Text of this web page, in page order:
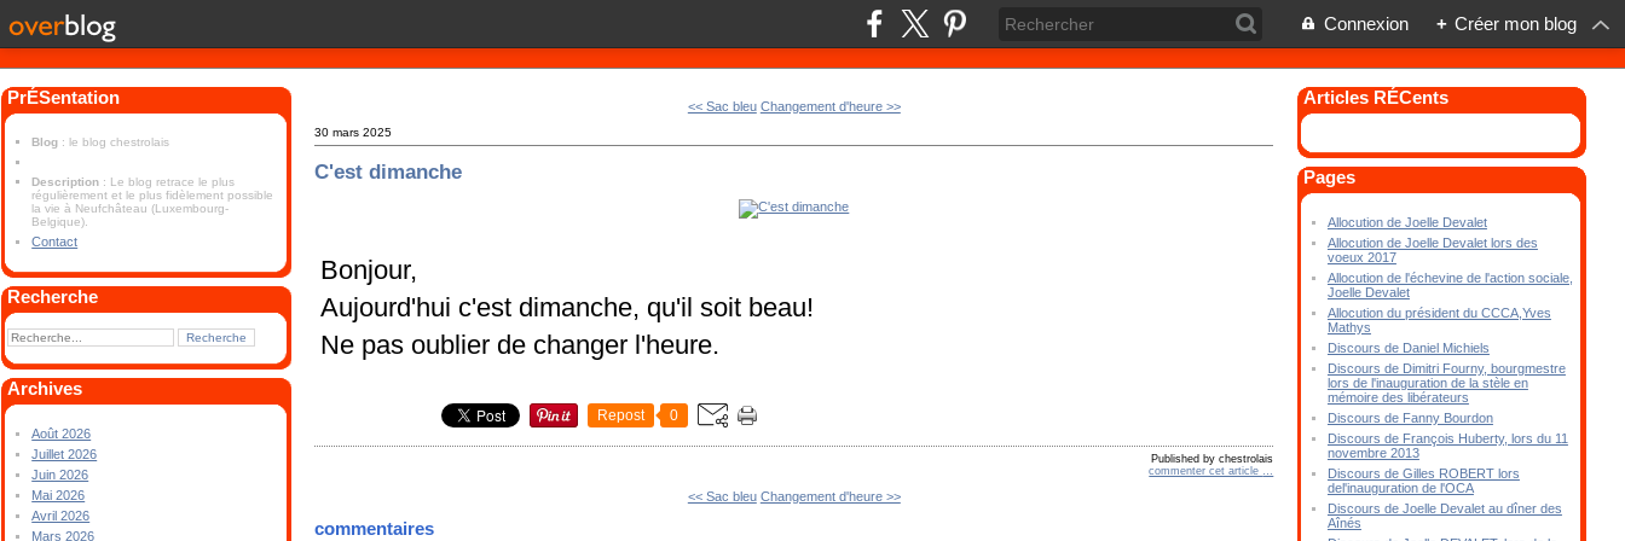
Connexion + Créer mon blog
PrÉSentation
Blog : le blog chestrolais
Description : Le blog retrace le plus
régulièrement et le plus fidèlement possible
la vie à Neufchâteau (Luxembourg-
Belgique).
Contact
Recherche
Archives
Août 2026
Juillet 2026
Juin 2026
Mai 2026
Avril 2026
Mars 2026
<< Sac bleu Changement d'heure >>
30 mars 2025
C'est dimanche
Bonjour,
Aujourd'hui c'est dimanche, qu'il soit beau!
Ne pas oublier de changer l'heure.
Repost 0
Published by chestrolais
commenter cet article
<< Sac bleu Changement d'heure >>
commentaires
Articles RÉCents
Pages
Allocution de Joelle Devalet
Allocution de Joelle Devalet lors des
voeux 2017
Allocution de l'échevine de l'action sociale,
Joelle Devalet
Allocution du président du CCCA,Yves
Mathys
Discours de Daniel Michiels
Discours de Dimitri Fourny, bourgmestre
lors de l'inauguration de la stèle en
mémoire des libérateurs
Discours de Fanny Bourdon
Discours de François Huberty, lors du 11
novembre 2013
Discours de Gilles ROBERT lors
del'inauguration de l'OCA
Discours de Joelle Devalet au dîner des
Aînés